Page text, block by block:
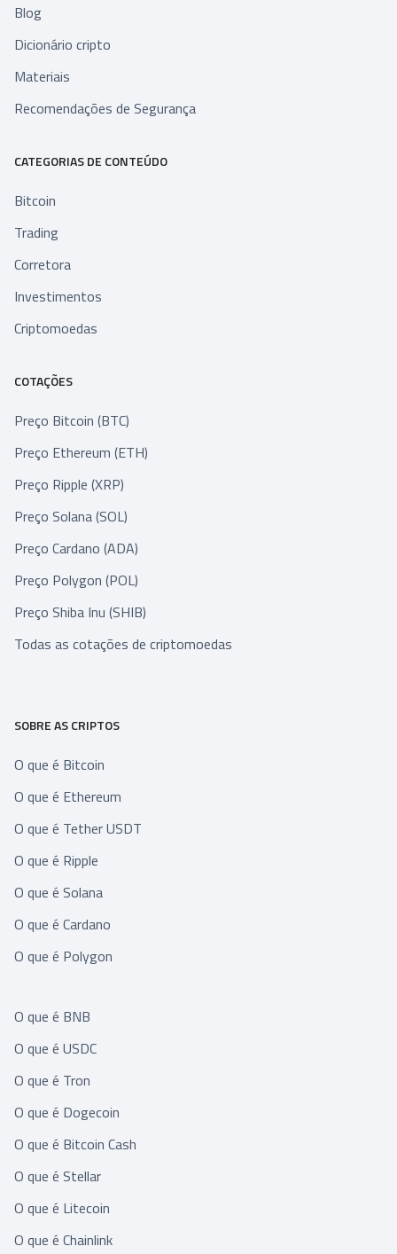
Blog
Dicionário cripto
Materiais
Recomendações de Segurança
CATEGORIAS DE CONTEÚDO
Bitcoin
Trading
Corretora
Investimentos
Criptomoedas
COTAÇÕES
Preço Bitcoin (BTC)
Preço Ethereum (ETH)
Preço Ripple (XRP)
Preço Solana (SOL)
Preço Cardano (ADA)
Preço Polygon (POL)
Preço Shiba Inu (SHIB)
Todas as cotações de criptomoedas
SOBRE AS CRIPTOS
O que é Bitcoin
O que é Ethereum
O que é Tether USDT
O que é Ripple
O que é Solana
O que é Cardano
O que é Polygon
O que é BNB
O que é USDC
O que é Tron
O que é Dogecoin
O que é Bitcoin Cash
O que é Stellar
O que é Litecoin
O que é Chainlink